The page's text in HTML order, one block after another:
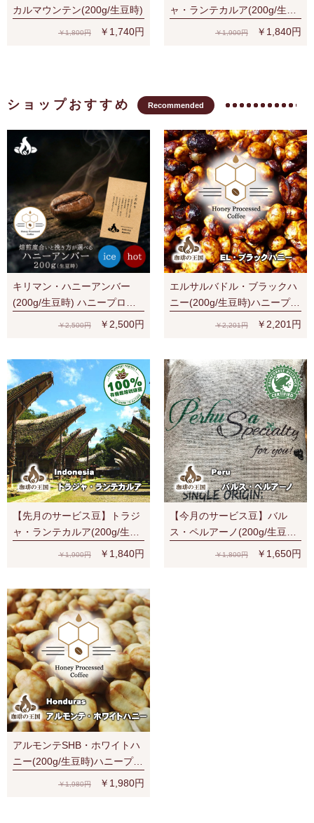
カルマウンテン(200g/生豆時)
￥1,800円 ￥1,740円
ャ・ランテカルア(200g/生豆
時)有機栽培コーヒー豆 無農
￥1,900円 ￥1,840円
ショップおすすめ Recommended
キリマン・ハニーアンバー
(200g/生豆時) ハニープロセ
￥2,500円 ￥2,500円
エルサルバドル・ブラックハ
ニー(200g/生豆時)ハニープロ
￥2,201円 ￥2,201円
【先月のサービス豆】トラジ
ャ・ランテカルア(200g/生豆
時)有機栽培コーヒー豆 無農
￥1,900円 ￥1,840円
【今月のサービス豆】バル
ス・ペルアーノ(200g/生豆
時)RA認証 スペシャルティ 芳
￥1,800円 ￥1,650円
アルモンテSHB・ホワイトハ
ニー(200g/生豆時)ハニープロ
￥1,980円 ￥1,980円